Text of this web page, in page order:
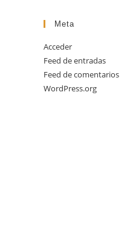
Meta
Acceder
Feed de entradas
Feed de comentarios
WordPress.org